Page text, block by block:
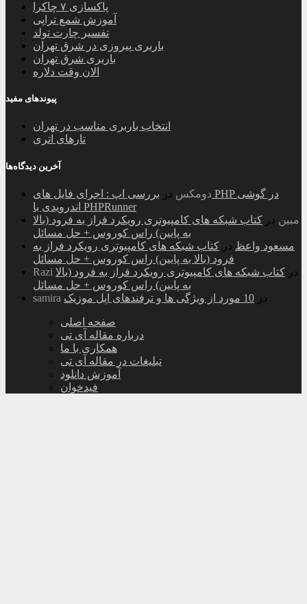
پاکسازی ۷ چاکرا
آموزش شمع تراپی
تفسیر چارت تولد
باربری پیروزی در شرق تهران
باربری شرق تهران
الان وقت دلاره
پیوندهای مفید
انتخاب باربری مناسب در تهران
تارهای اتری
آخرین دیدگاه‌ها
دومکس در بررسی اپ : اجرای فایل های PHP در گوشی
اندرویدی با PHPRunner
مبین در کتاب شبکه های کامپیوتری رویکرد فراز به فرود (بالا
به پایین) راس کوروس + حل مسائل
مسعود واعظ در کتاب شبکه های کامپیوتری رویکرد فراز به
فرود (بالا به پایین) راس کوروس + حل مسائل
Razi
در کتاب شبکه های کامپیوتری رویکرد فراز به فرود (بالا
به پایین) راس کوروس + حل مسائل
samira
در 10 مورد از ویژگی ها و ترفندهای اپل موزیک
صفحه اصلی
درباره مقاله آی تی
همکاری با ما
تبلیغات در مقاله آی تی
آموزش دانلود
فیدخوان